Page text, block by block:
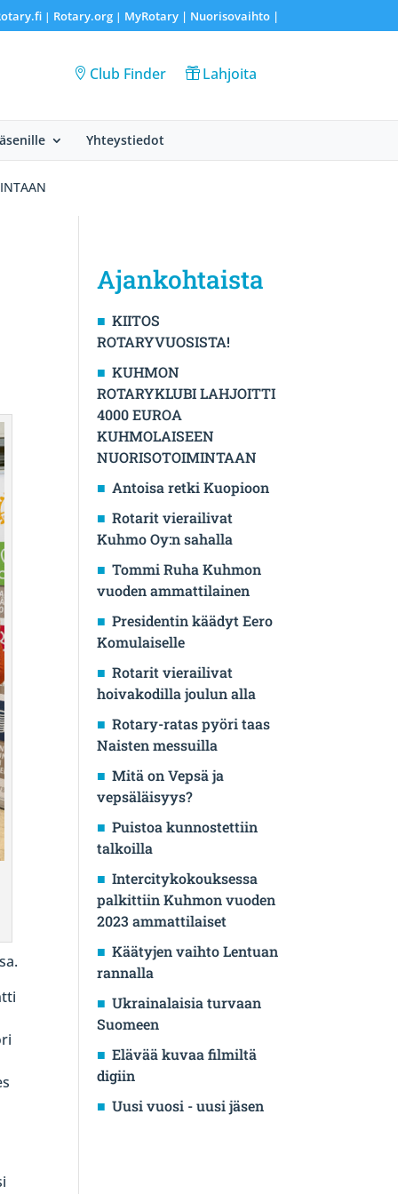
| Rotary.org| MyRotary | Nuorisovaihto|
Club Finder Lahjoita
Yhteystiedot
Ajankohtaista
KIITOS
ROTARYVUOSISTA!
KUHMON
ROTARYKLUBI LAHJOITTI
4000 EUROA
KUHMOLAISEEN
NUORISOTOIMINTAAN
Antoisa retki Kuopioon
Rotarit vierailivat
Kuhmo Oy:n sahalla
Tommi Ruha Kuhmon
vuoden ammattilainen
Presidentin käädyt Eero
Komulaiselle
Rotarit vierailivat
hoivakodilla joulun alla
Rotary-ratas pyöri taas
Naisten messuilla
Mitä on Vepsä ja
vepsäläisyys?
Puistoa kunnostettiin
talkoilla
Intercitykokouksessa
palkittiin Kuhmon vuoden
2023 ammattilaiset
Käätyjen vaihto Lentuan
rannalla
Ukrainalaisia turvaan
Suomeen
Elävää kuvaa filmiltä
digiin
Uusi vuosi - uusi jäsen